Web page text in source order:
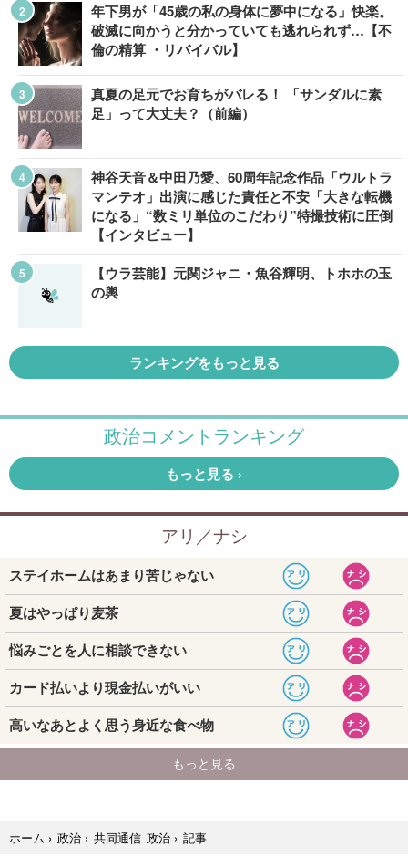
年下男が「45歳の私の身体に夢中になる」快楽。
破滅に向かうと分かっていても逃れられず…【不
倫の精算 ・リバイバル】
真夏の足元でお育ちがバレる！ 「サンダルに素
足」って大丈夫？（前編）
神谷天音＆中田乃愛、60周年記念作品「ウルトラ
マンテオ」出演に感じた責任と不安「大きな転機
になる」“数ミリ単位のこだわり”特撮技術に圧倒
【インタビュー】
【ウラ芸能】元関ジャニ・魚谷輝明、トホホの玉
の輿
ランキングをもっと見る
ホーム › 政治 › 共同通信 政治 › 記事